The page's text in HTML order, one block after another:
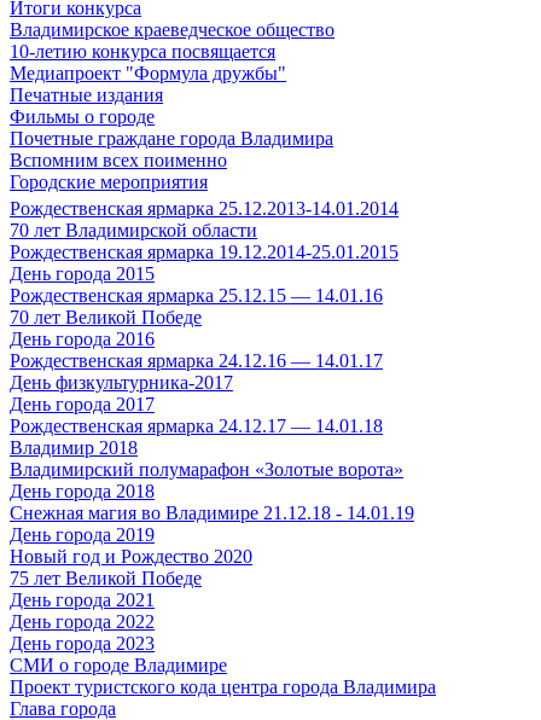
Итоги конкурса
Владимирское краеведческое общество
10-летию конкурса посвящается
Медиапроект "Формула дружбы"
Печатные издания
Фильмы о городе
Почетные граждане города Владимира
Вспомним всех поименно
Городские мероприятия
Рождественская ярмарка 25.12.2013-14.01.2014
70 лет Владимирской области
Рождественская ярмарка 19.12.2014-25.01.2015
День города 2015
Рождественская ярмарка 25.12.15 — 14.01.16
70 лет Великой Победе
День города 2016
Рождественская ярмарка 24.12.16 — 14.01.17
День физкультурника-2017
День города 2017
Рождественская ярмарка 24.12.17 — 14.01.18
Владимир 2018
Владимирский полумарафон «Золотые ворота»
День города 2018
Снежная магия во Владимире 21.12.18 - 14.01.19
День города 2019
Новый год и Рождество 2020
75 лет Великой Победе
День города 2021
День города 2022
День города 2023
СМИ о городе Владимире
Проект туристского кода центра города Владимира
Глава города